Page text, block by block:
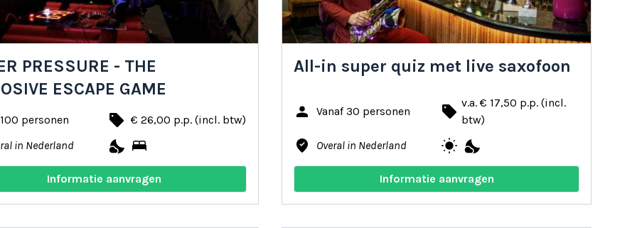
PRESSURE - THE
ESCAPE GAME
personen local_offer € 26,00 p.p. (incl. btw)
in Nederland nights_stay bed
Informatie aanvragen
All-in super quiz met live saxofoon
person Vanaf 30 personen local_offer v.a. € 17,50 p.p. (incl.
btw)
where_to_vote Overal in Nederland wb_sunny nights_stay
Informatie aanvragen